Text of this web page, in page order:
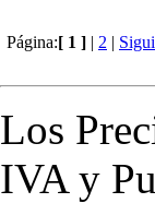
Página:[ 1 ] | 2 |
Los
IVA y